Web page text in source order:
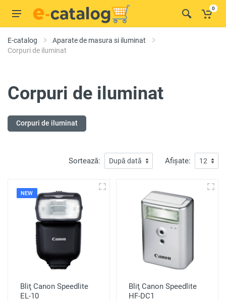
0
E-catalog
Aparate de masura si iluminat
Corpuri de iluminat
Corpuri de iluminat
Corpuri de iluminat
Sortează: Afișate:
NEW
Bliţ Canon Speedlite
EL-10
Bliţ Canon Speedlite
HF-DC1